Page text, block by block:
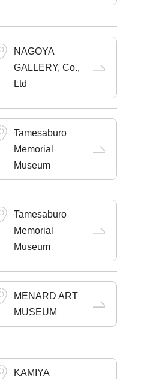
NAGOYA
GALLERY, Co.,
Ltd
Tamesaburo
Memorial
Museum
Tamesaburo
Memorial
Museum
MENARD ART
MUSEUM
KAMIYA